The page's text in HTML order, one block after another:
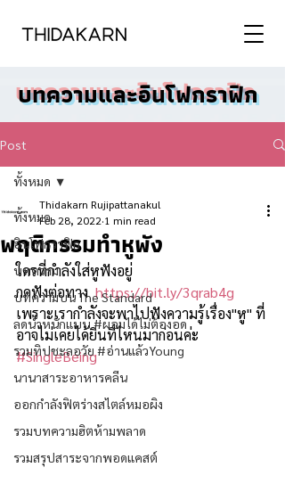
บทความและอินโฟกราฟิก
Post
ทั้งหมด
อินโฟกราฟิก
บทความ
บทความบน The Standard
ลดน้ำหนักแบบ #ผอมได้ไม่ต้องอด
รวมทิปชะลอวัย #อ่านแล้วYoung
นานาสาระอาหารคลีน
ออกกำลังฟิตร่างสไตล์หมอผิง
รวมบทความฮิตห้ามพลาด
รวมสรุปสาระจากพอดแคสต์
ทั้งหมด
พฤติกรรมทำหูพัง
Thidakarn Rujipattanakul
Feb 28, 2022 1 min read
ใครที่กำลังใส่หูฟังอยู่
กดฟังต่อทาง https://bit.ly/3qrab4g
เพราะเรากำลังจะพาไปฟังความรู้เรื่อง"หู" ที่
อาจไม่เคยได้ยินที่ไหนมาก่อนค่ะ
#SingleBeing